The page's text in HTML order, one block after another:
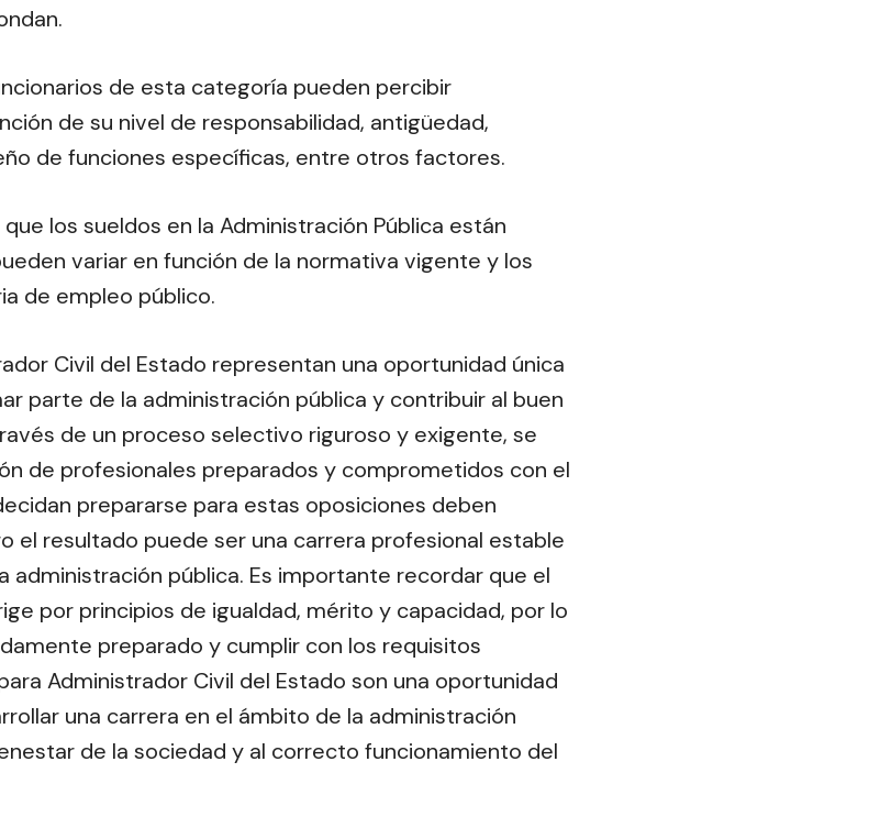
de esta categoría pueden percibir
de su nivel de responsabilidad, antigüedad,
de funciones específicas, entre otros factores.
los sueldos en la Administración Pública están
variar en función de la normativa vigente y los
de empleo público.
Civil del Estado representan una oportunidad única
parte de la administración pública y contribuir al buen
de un proceso selectivo riguroso y exigente, se
de profesionales preparados y comprometidos con el
prepararse para estas oposiciones deben
el resultado puede ser una carrera profesional estable
pública. Es importante recordar que el
por principios de igualdad, mérito y capacidad, por lo
preparado y cumplir con los requisitos
Administrador Civil del Estado son una oportunidad
una carrera en el ámbito de la administración
de la sociedad y al correcto funcionamiento del